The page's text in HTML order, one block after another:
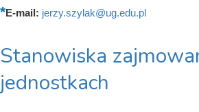
E-mail: jerzy.szylak@ug.edu.pl
Stanowiska
jednostkach